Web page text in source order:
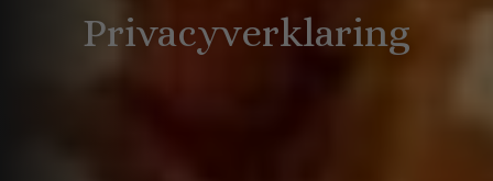
Privacyverklaring